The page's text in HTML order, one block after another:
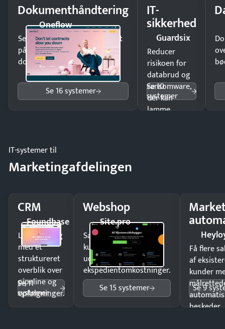
Dokumenthåndtering
Oneflow
Send kontrakter til underskrift
på minutter og mist ingen
dokumenter.
Se 16 systemer
IT-
sikkerhed
Guardsix
Reducer
risikoen for
databrud og
ransomware,
der kan
lamme
Se 10
systemer
IT-systemer til
Marketingafdelingen
CRM
Foundbase
Luk flere salg
med et
struktureret
overblik over
pipeline og
opfølgninger.
Se 11
systemer
Webshop
Site.pro
Sælg produkter 24/7 til
kunder i hele landet
uden
ekspedientomkostninger.
Se 15 systemer
Få flere
af
kunder
beskeder.
Se 9